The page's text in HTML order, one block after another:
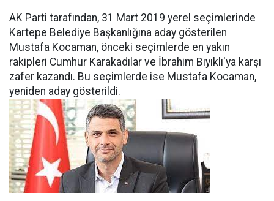
AK Parti tarafından, 31 Mart 2019 yerel seçimlerinde
Kartepe Belediye Başkanlığına aday gösterilen
Mustafa Kocaman, önceki seçimlerde en yakın
rakipleri Cumhur Karakadılar ve İbrahim Bıyıklı'ya karşı
zafer kazandı. Bu seçimlerde ise Mustafa Kocaman,
yeniden aday gösterildi.